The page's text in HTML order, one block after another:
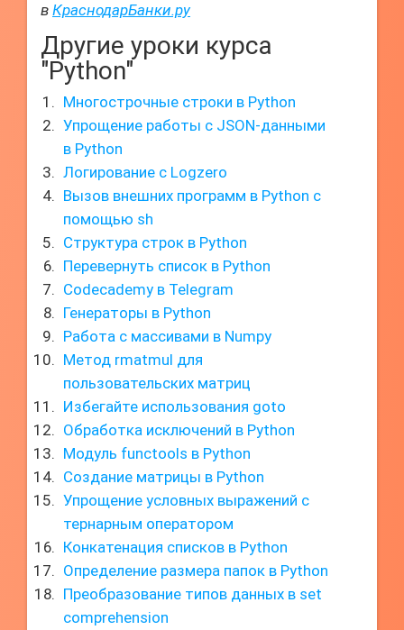
в КраснодарБанки.ру
Другие уроки курса
"Python"
Многострочные строки в Python
Упрощение работы с JSON-данными
в Python
Логирование с Logzero
Вызов внешних программ в Python с
помощью sh
Структура строк в Python
Перевернуть список в Python
Codecademy в Telegram
Генераторы в Python
Работа с массивами в Numpy
Метод rmatmul для
пользовательских матриц
Избегайте использования goto
Обработка исключений в Python
Модуль functools в Python
Создание матрицы в Python
Упрощение условных выражений с
тернарным оператором
Конкатенация списков в Python
Определение размера папок в Python
Преобразование типов данных в set
comprehension